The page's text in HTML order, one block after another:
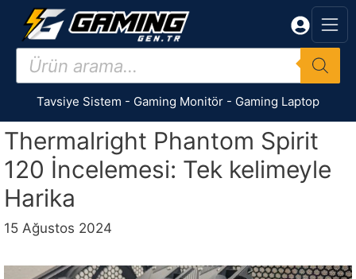
İçeriğe
Products
search
Tavsiye Sistem - Gaming Monitör - Gaming Laptop
Thermalright Phantom Spirit
120 İncelemesi: Tek kelimeyle
Harika
15 Ağustos 2024